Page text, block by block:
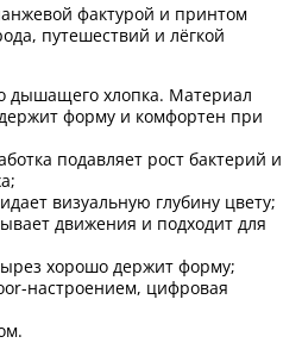
фактурой и принтом
путешествий и лёгкой
дышащего хлопка. Материал
форму и комфортен при
подавляет рост бактерий и
визуальную глубину цвету;
движения и подходит для
хорошо держит форму;
настроением, цифровая